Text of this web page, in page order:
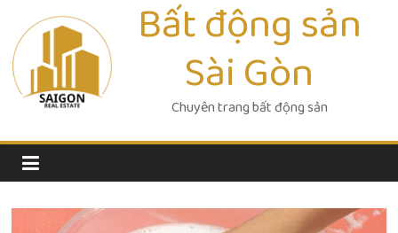
content
Bất động sản
Sài Gòn
Chuyên trang bất động sản